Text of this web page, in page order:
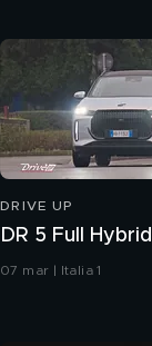
DRIVE UP
DR 5 Full Hybrid
07 mar | Italia 1